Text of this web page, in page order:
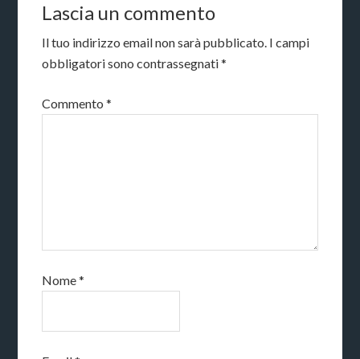
Lascia un commento
Il tuo indirizzo email non sarà pubblicato. I campi
obbligatori sono contrassegnati*
Commento*
Nome*